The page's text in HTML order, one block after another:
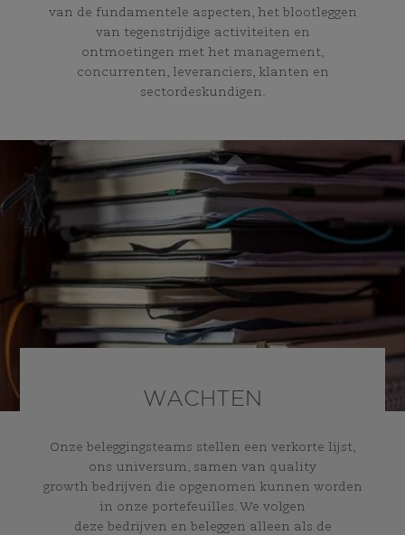
van de fundamentele aspecten, het blootleggen
van tegenstrijdige activiteiten en
ontmoetingen met het management,
concurrenten, leveranciers, klanten en
sectordeskundigen.
WACHTEN
Onze beleggingsteams stellen een verkorte lijst,
ons universum, samen van quality
growth bedrijven die opgenomen kunnen worden
in onze portefeuilles. We volgen
deze bedrijven en beleggen alleen als de